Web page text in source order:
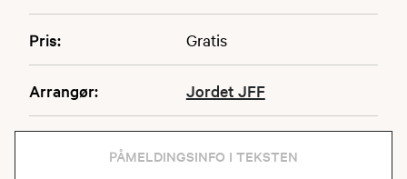
Pris: Gratis
Arrangør: Jordet JFF
PÅMELDINGSINFO I TEKSTEN